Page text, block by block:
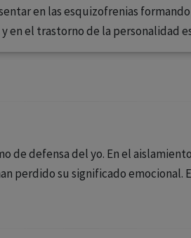
en las esquizofrenias
en el trastorno de la personalidad
de defensa del yo. En el
perdido su significado emocional.